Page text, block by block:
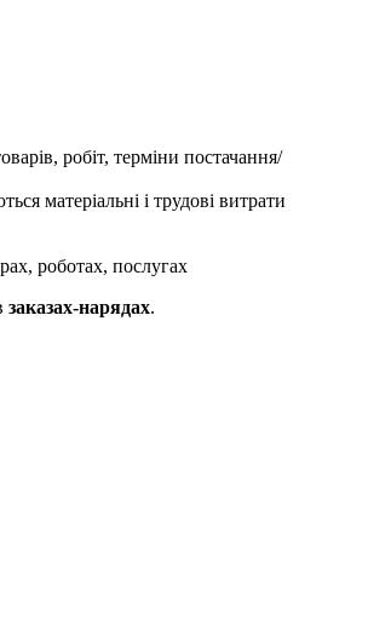
робіт, терміни постачання/
матеріальні і трудові витрати
роботах, послугах
заказах-нарядах.